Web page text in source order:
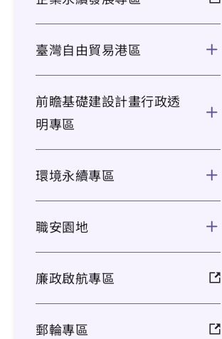
臺灣自由貿易港區
前瞻基礎建設計畫行政透
明專區
環境永續專區
職安園地
廉政啟航專區
郵輪專區